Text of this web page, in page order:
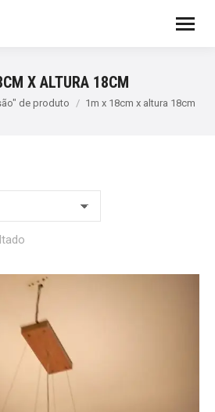
X ALTURA 18CM
de produto 1m x 18cm x altura 18cm